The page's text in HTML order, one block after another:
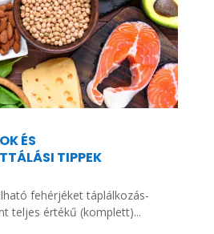
ÉS
TIPPEK
fehérjéket táplálkozás-
teljes értékű (komplett)...